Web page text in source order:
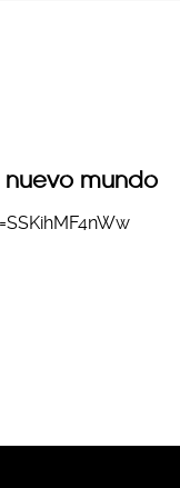
nuevo mundo